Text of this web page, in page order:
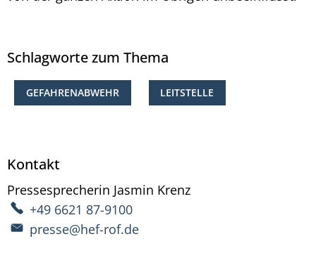
Schlagworte zum Thema
GEFAHRENABWEHR LEITSTELLE
Kontakt
Pressesprecherin Jasmin Krenz
+49 6621 87-9100
presse@hef-rof.de